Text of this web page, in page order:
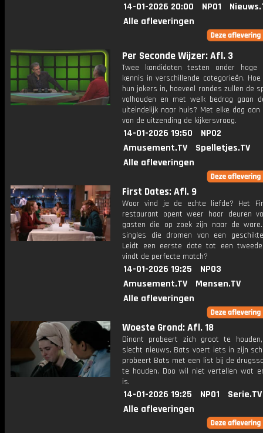
14-01-2026 20:00 NPO1
Alle afleveringen
Per Seconde Wijzer: Afl. 3
Twee kandidaten testen onder hoge
kennis in verschillende categorieën.
hun jokers in, hoeveel rondes zullen de
volhouden en met welk bedrag gaan
uiteindelijk naar huis? Met elke dag
van de uitzending de kijkersvraag.
14-01-2026 19:50
NPO2
Amusement.TV
Spelletjes.TV
Alle afleveringen
First Dates: Afl. 9
Waar vind je de echte liefde? Het
restaurant opent weer haar deuren
gasten die op zoek zijn naar de
singles die dromen van een
Leidt een eerste date tot een
vindt de perfecte match?
14-01-2026 19:25
NPO3
Amusement.TV
Mensen.TV
Alle afleveringen
Woeste Grond: Afl. 18
Dinant probeert zich groot te
slecht nieuws. Bats voert iets in zijn
probeert Bats met een list bij de
te houden. Doo wil niet vertellen wat
is.
14-01-2026 19:25 NPO1
Serie.TV
Alle afleveringen